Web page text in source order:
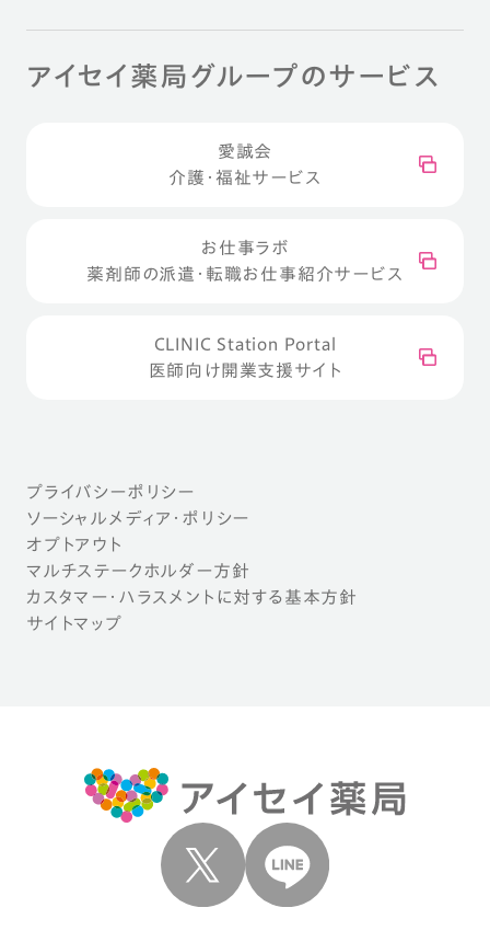
アイセイ薬局グループのサービス
愛誠会
介護・福祉サービス
お仕事ラボ
薬剤師の派遣・転職お仕事紹介サービス
CLINIC Station Portal
医師向け開業支援サイト
プライバシーポリシー
ソーシャルメディア・ポリシー
オプトアウト
マルチステークホルダー方針
カスタマー・ハラスメントに対する基本方針
サイトマップ